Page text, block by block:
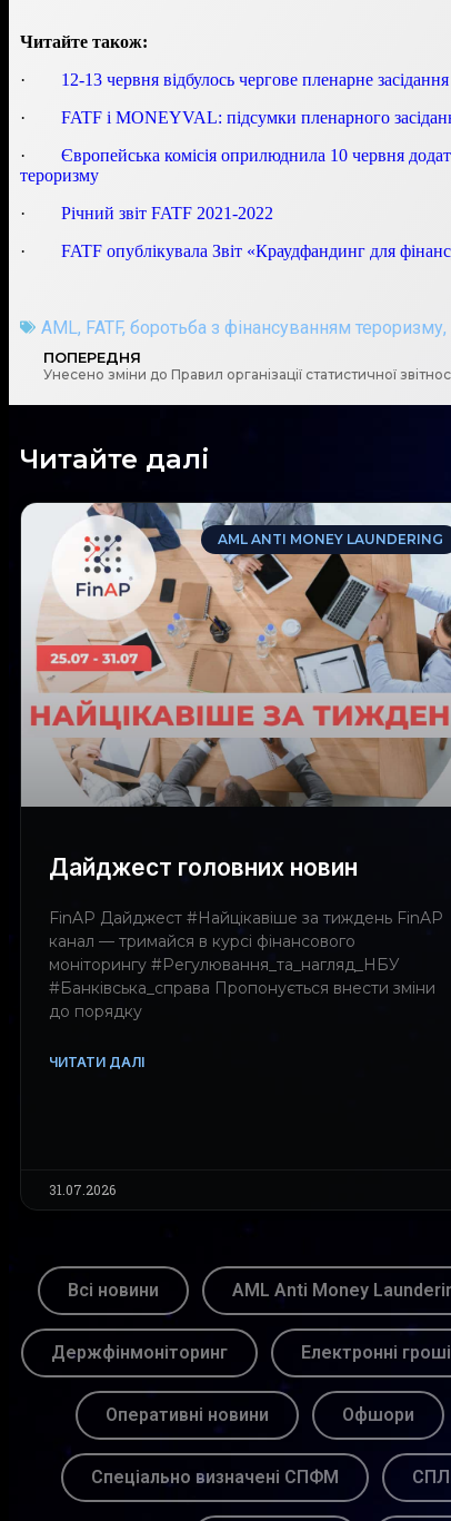
Читайте також:
· 12-13 червня відбулось чергове пленарне
· FATF і MONEYVAL: підсумки пленарного
· Європейська комісія оприлюднила 10 червня
тероризму
· Річний звіт FATF 2021-2022
· FATF опублікувала Звіт «Краудфандинг для
AML, FATF, боротьба з фінансуванням тероризму,
ПОПЕРЕДНЯ
Унесено зміни до Правил організації статистичної
Читайте далі
AML ANTI MONEY LAUNDERING
Дайджест головних новин
FinAP Дайджест #Найцікавіше за тиждень FinAP
канал — тримайся в курсі фінансового
моніторингу #Регулювання_та_нагляд_НБУ
#Банківська_справа Пропонується внести зміни
до порядку
ЧИТАТИ ДАЛІ
31.07.2026
Всі новини AML Anti Money
Держфінмоніторинг Електронні
Оперативні новини Офшори
Спеціально визначені СПФМ